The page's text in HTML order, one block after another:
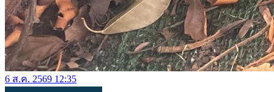
6 ส.ค. 2569 12:35